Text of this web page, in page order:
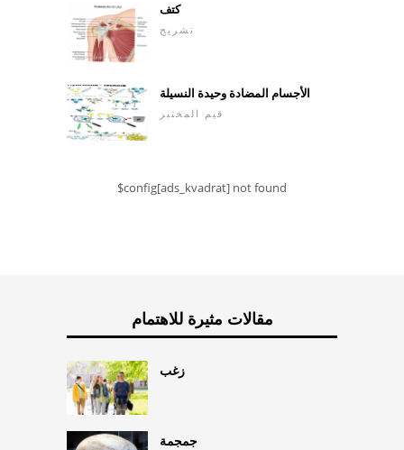
كتف
تشريح
الأجسام المضادة وحيدة النسيلة
قيم المختبر
$config[ads_kvadrat] not found
مقالات مثيرة للاهتمام
زغب
جمجمة